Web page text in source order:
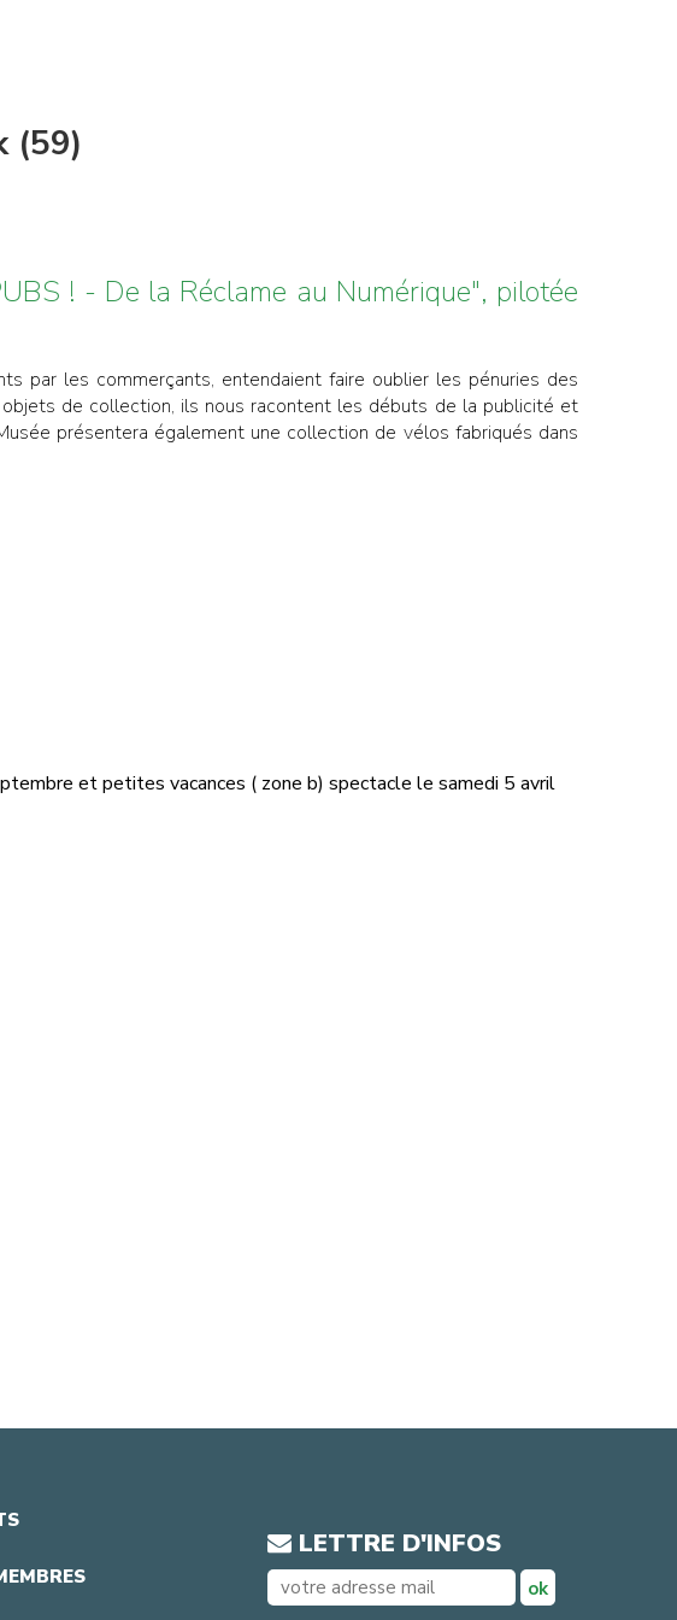
(59)
! - De la Réclame au Numérique", pilotée
par les commerçants, entendaient faire oublier les pénuries des
de collection, ils nous racontent les débuts de la publicité et
présentera également une collection de vélos fabriqués dans
et petites vacances ( zone b) spectacle le samedi 5 avril
LETTRE D'INFOS